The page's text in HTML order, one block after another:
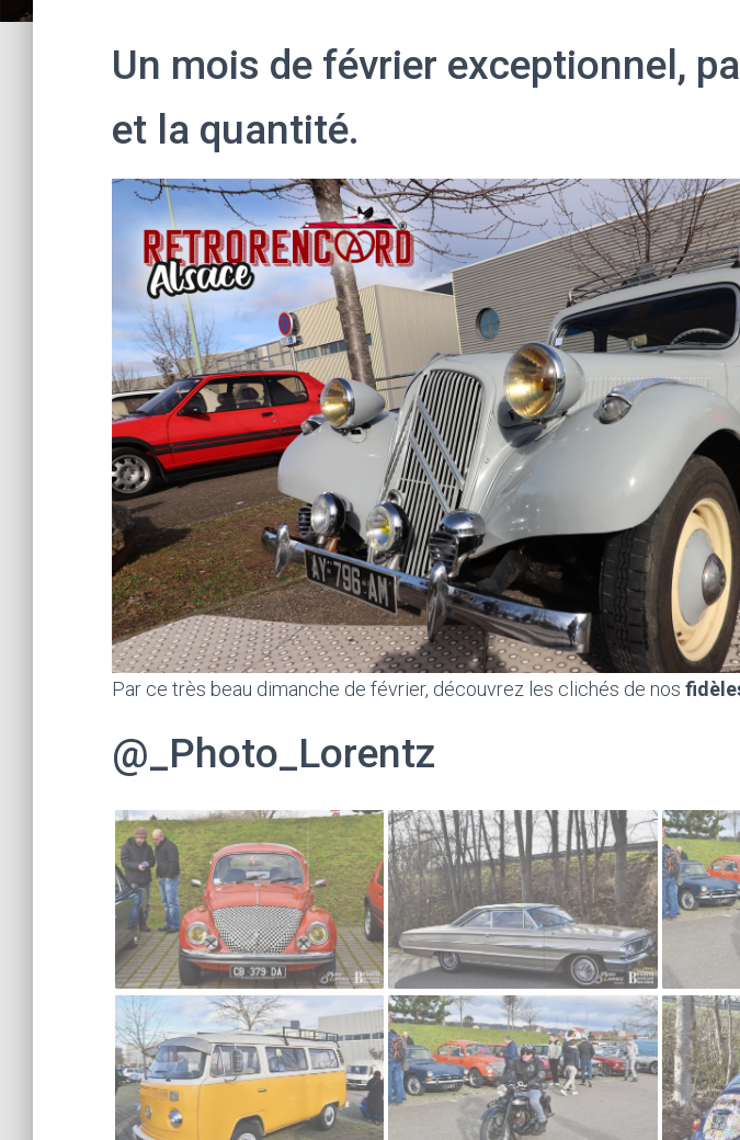
Un mois de février exceptionnel,
et la quantité.
Par ce très beau dimanche de février, découvrez les clichés de nos
@_Photo_Lorentz